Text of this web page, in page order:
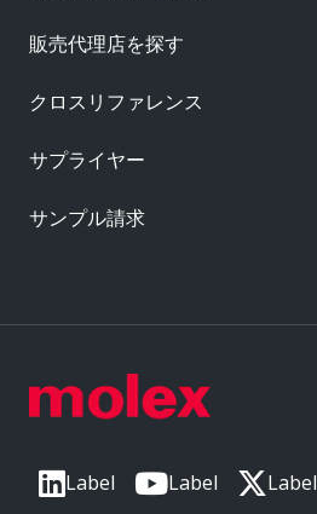
Label Label Label
販売代理店を探す
クロスリファレンス
サプライヤー
サンプル請求